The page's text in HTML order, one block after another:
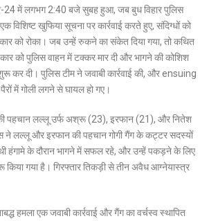
24 में लगभग 2:40 बजे सुबह हुआ, जब बुध विहार पुलिस
विशिष्ट खुफिया सूचना पर कार्रवाई करते हुए, संदिग्धों को
को रोका। जब उन्हें रुकने का संकेत दिया गया, तो कथित
को पुलिस वाहन में टक्कर मार दी और भागने की कोशिश
कर दी। पुलिस टीम ने जवाबी कार्रवाई की, और ensuing
में गोली लगने से घायल हो गए।
की पहचान लल्लू उर्फ अश्रू (23), इरफान (21), और नितेश
लल्लू और इरफान की पहचान गोगी गैंग के कट्टर सदस्यों
हंगामे के दौरान भागने में सफल रहे, और उन्हें पकड़ने के लिए
किया गया है। गिरफ्तार तिकड़ी से तीन अवैध आग्नेयास्त्र
हमला एक जवाबी कार्रवाई और गैंग का वर्चस्व स्थापित